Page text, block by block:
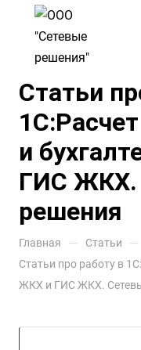
Статьи
и
ГИС ЖКХ.
решения
Главная — Статьи —
Статьи про работу в
ЖКХ и ГИС ЖКХ.